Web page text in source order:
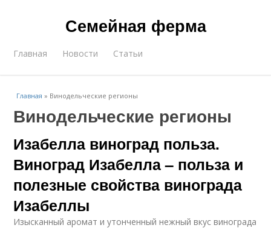
Семейная ферма
Главная Новости Статьи
Главная » Винодельческие регионы
Винодельческие регионы
Изабелла виноград польза.
Виноград Изабелла – польза и
полезные свойства винограда
Изабеллы
Изысканный аромат и утонченный нежный вкус винограда